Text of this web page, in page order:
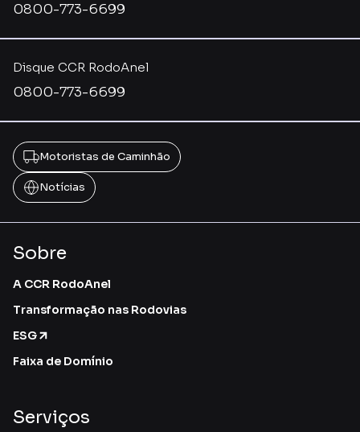
Disque CCR RodoAnel
0800-773-6699
0800-773-6699
Motoristas de Caminhão
Notícias
Sobre
A CCR RodoAnel
Transformação nas Rodovias
ESG
Faixa de Domínio
Serviços